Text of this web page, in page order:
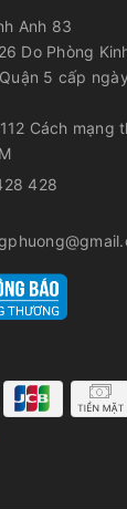
Anh 83
Do Phòng
5 cấp ngày
Cách mạng
428